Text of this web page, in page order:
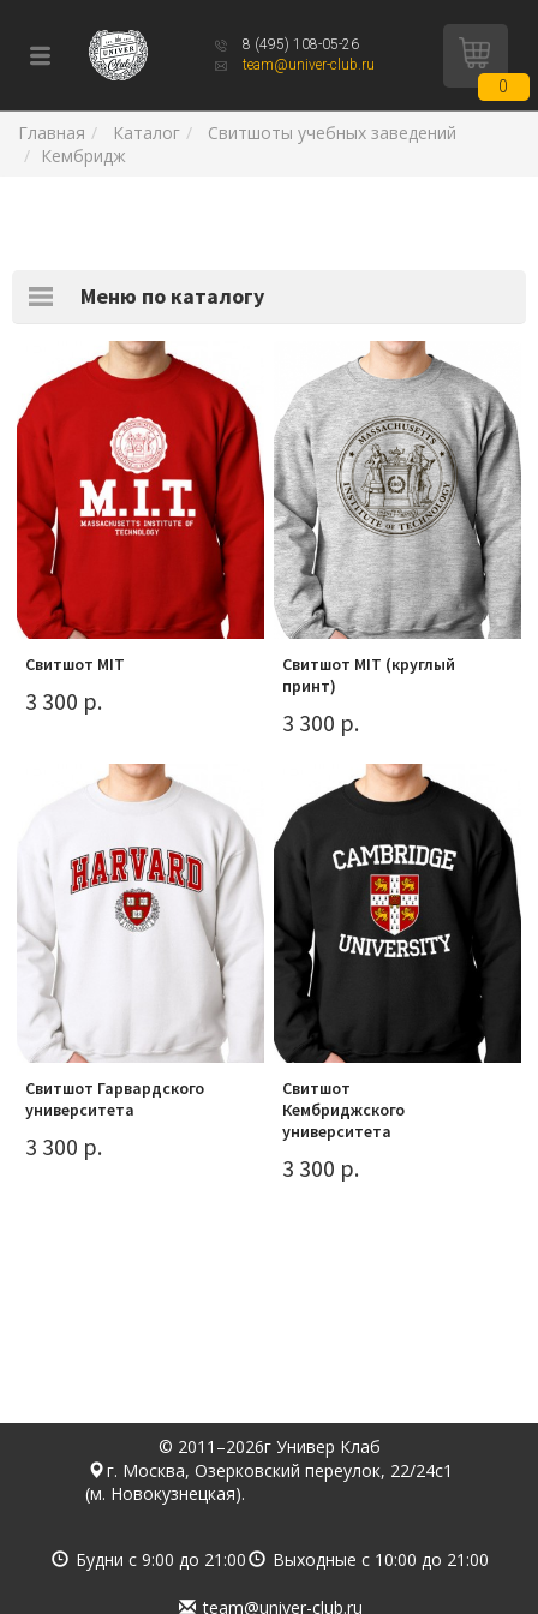
8 (495) 108-05-26
team@univer-club.ru
0
Главная Каталог
Свитшоты учебных заведений
Кембридж
Меню по каталогу
Свитшот MIT
3 300 р.
Свитшот MIT (круглый
принт)
3 300 р.
Свитшот Гарвардского
университета
3 300 р.
Свитшот
Кембриджского
университета
3 300 р.
© 2011–2026г Универ Клаб
г. Москва, Озерковский переулок, 22/24с1
(м. Новокузнецкая).
Будни с 9:00 до 21:00 Выходные с 10:00 до 21:00
team@univer-club.ru